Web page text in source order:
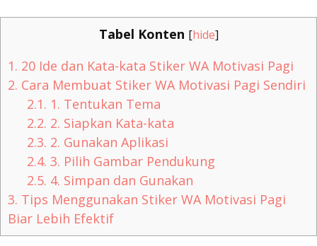
Tabel Konten [hide]
1. 20 Ide dan Kata-kata Stiker WA Motivasi Pagi
2. Cara Membuat Stiker WA Motivasi Pagi Sendiri
2.1. 1. Tentukan Tema
2.2. 2. Siapkan Kata-kata
2.3. 2. Gunakan Aplikasi
2.4. 3. Pilih Gambar Pendukung
2.5. 4. Simpan dan Gunakan
3. Tips Menggunakan Stiker WA Motivasi Pagi
Biar Lebih Efektif